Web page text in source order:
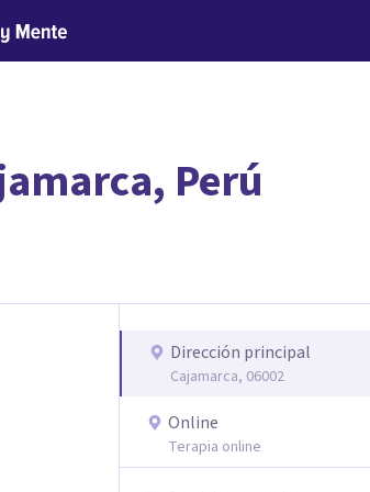
Perú
Dirección principal
Cajamarca, 06002
Online
Terapia online